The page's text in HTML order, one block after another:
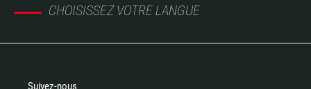
CHOISISSEZ VOTRE LANGUE
Suivez-nous